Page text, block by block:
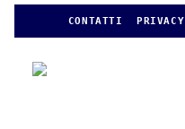
CONTATTI